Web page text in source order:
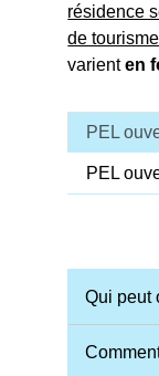
résidence
de tourisme
varienten
PEL
PEL
Qui peut